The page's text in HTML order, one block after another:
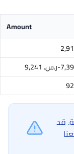
Amount
قد